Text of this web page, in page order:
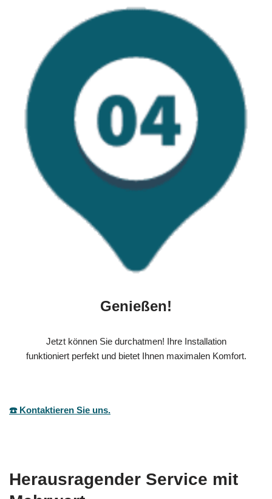
Genießen!
Jetzt können Sie durchatmen! Ihre Installation
funktioniert perfekt und bietet Ihnen maximalen Komfort.
☎️ Kontaktieren Sie uns.
Herausragender Service mit